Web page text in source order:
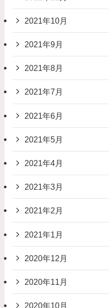
2021年10月
2021年9月
2021年8月
2021年7月
2021年6月
2021年5月
2021年4月
2021年3月
2021年2月
2021年1月
2020年12月
2020年11月
2020年10月